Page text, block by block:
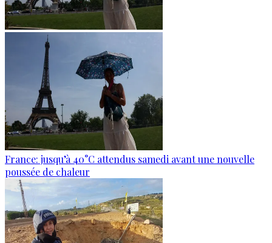
France: jusqu’à 40°C attendus samedi avant une nouvelle
poussée de chaleur